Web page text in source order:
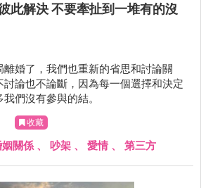
此解決 不要牽扯到一堆有的沒
婚了，我們也重新的省思和討論關
論也不論斷，因為每一個選擇和決定
們沒有參與的結。
收藏
姻關係 、 吵架 、 愛情 、 第三方